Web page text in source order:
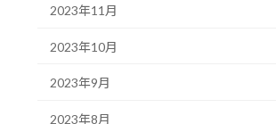
2023年11月
2023年10月
2023年9月
2023年8月